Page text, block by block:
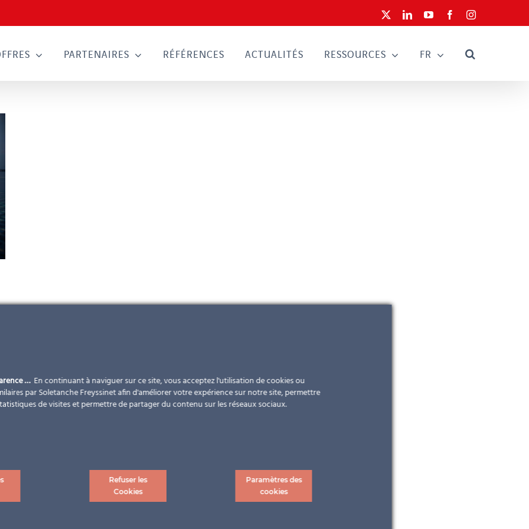
LinkedInYouTubeFacebookInstagram
PARTENAIRES RÉFÉRENCES ACTUALITÉS RESSOURCES FR
… En continuant à naviguer sur ce site, vous acceptez l'utilisation de cookies ou
par Soletanche Freyssinet afin d'améliorer votre expérience sur notre site, permettre
de visites et permettre de partager du contenu sur les réseaux sociaux.
Refuser les
Cookies
Paramètres des
cookies